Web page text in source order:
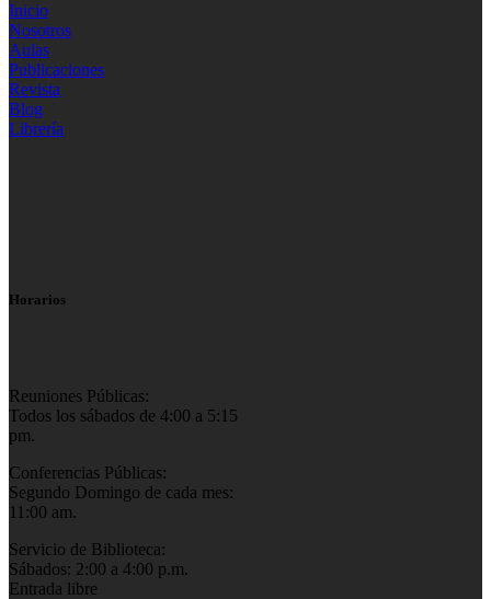
Inicio
Nosotros
Aulas
Publicaciones
Revista
Blog
Librería
Horarios
Reuniones Públicas:
Todos los sábados de 4:00 a 5:15
pm.
Conferencias Públicas:
Segundo Domingo de cada mes:
11:00 am.
Servicio de Biblioteca:
Sábados: 2:00 a 4:00 p.m.
Entrada libre